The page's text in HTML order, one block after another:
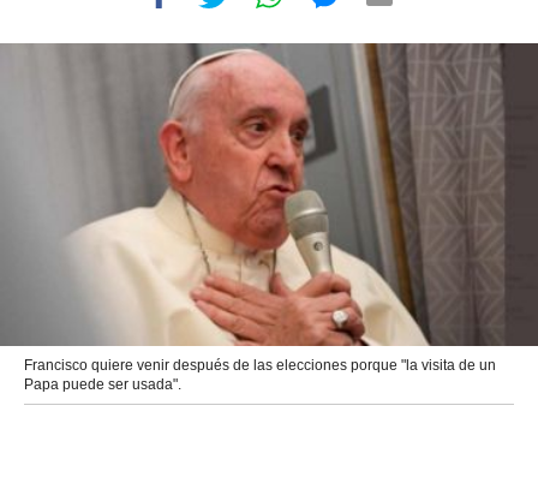
Francisco quiere venir después de las elecciones porque "la visita de un
Papa puede ser usada".